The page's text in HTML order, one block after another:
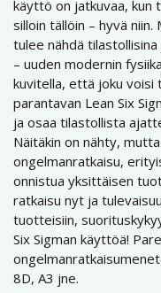
käyttö on jatkuvaa, kun
silloin tällöin – hyvä
tulee nähdä
– uuden modernin
kuvitella, että joku voisi
parantavan Lean Six
ja osaa tilastollista
Näitäkin on nähty,
ongelmanratkaisu,
onnistua yksittäisen
ratkaisu nyt ja
tuotteisiin,
Six Sigman käyttöä!
8D, A3 jne.